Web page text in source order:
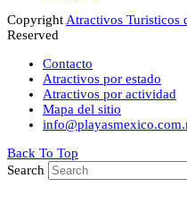
CopyrightAtractivos Turisticos
Reserved
Contacto
Atractivos por estado
Atractivos por actividad
Mapa del sitio
Back To Top
Search